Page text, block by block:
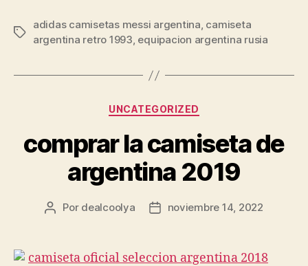
Etiquetas
adidas camisetas messi argentina, camiseta
argentina retro 1993, equipacion argentina rusia
Categorías
UNCATEGORIZED
comprar la camiseta de
argentina 2019
Autor
entrada
Por dealcoolya
Fecha
entrada
noviembre 14, 2022